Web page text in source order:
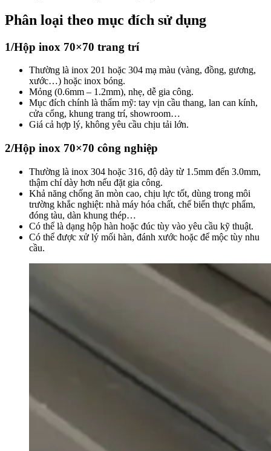
Phân loại theo mục đích sử dụng
1/Hộp inox 70×70 trang trí
Thường là inox 201 hoặc 304 mạ màu (vàng, đồng, gương,
xước…) hoặc inox bóng.
Mỏng (0.6mm – 1.2mm), nhẹ, dễ gia công.
Mục đích chính là thẩm mỹ: tay vịn cầu thang, lan can kính,
cửa cổng, khung trang trí, showroom…
Giá cả hợp lý, không yêu cầu chịu tải lớn.
2/Hộp inox 70×70 công nghiệp
Thường là inox 304 hoặc 316, độ dày từ 1.5mm đến 3.0mm,
thậm chí dày hơn nếu đặt gia công.
Khả năng chống ăn mòn cao, chịu lực tốt, dùng trong môi
trường khắc nghiệt: nhà máy hóa chất, chế biến thực phẩm,
đóng tàu, dàn khung thép…
Có thể là dạng hộp hàn hoặc đúc tùy vào yêu cầu kỹ thuật.
Có thể được xử lý mối hàn, đánh xước hoặc để mộc tùy nhu
cầu.